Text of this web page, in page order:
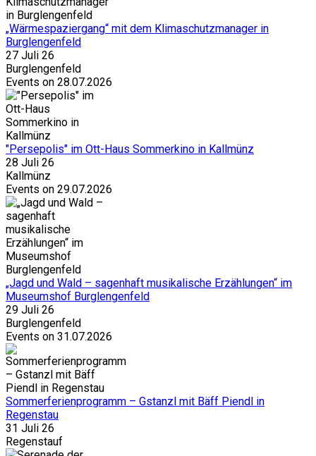
„Wärmespaziergang“ mit dem Klimaschutzmanager in
Burglengenfeld
27 Juli 26
Burglengenfeld
Events on 28.07.2026
"Persepolis" im Ott-Haus Sommerkino in Kallmünz
28 Juli 26
Kallmünz
Events on 29.07.2026
„Jagd und Wald – sagenhaft musikalische Erzählungen“ im
Museumshof Burglengenfeld
29 Juli 26
Burglengenfeld
Events on 31.07.2026
Sommerferienprogramm – Gstanzl mit Bäff Piendl in
Regenstau
31 Juli 26
Regenstauf